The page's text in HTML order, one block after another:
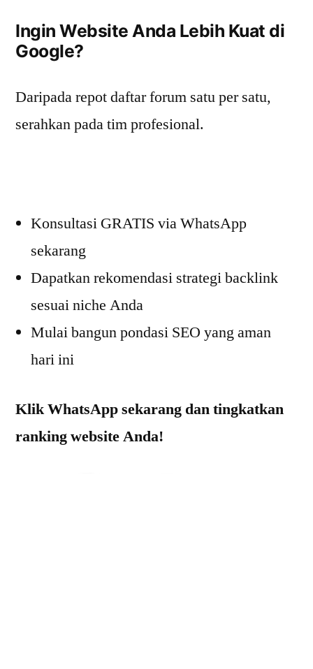
Ingin Website Anda Lebih Kuat di
Google?
Daripada repot daftar forum satu per satu,
serahkan pada tim profesional.
Konsultasi GRATIS via WhatsApp
sekarang
Dapatkan rekomendasi strategi backlink
sesuai niche Anda
Mulai bangun pondasi SEO yang aman
hari ini
Klik WhatsApp sekarang dan tingkatkan
ranking website Anda!